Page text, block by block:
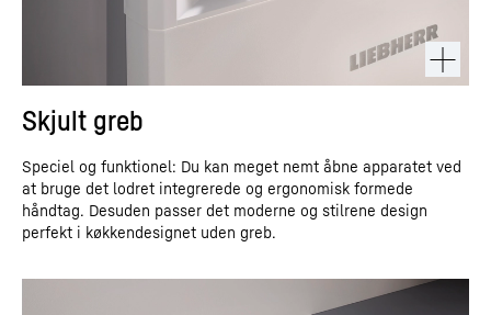
Skjult greb
Speciel og funktionel: Du kan meget nemt åbne apparatet ved
at bruge det lodret integrerede og ergonomisk formede
håndtag. Desuden passer det moderne og stilrene design
perfekt i køkkendesignet uden greb.